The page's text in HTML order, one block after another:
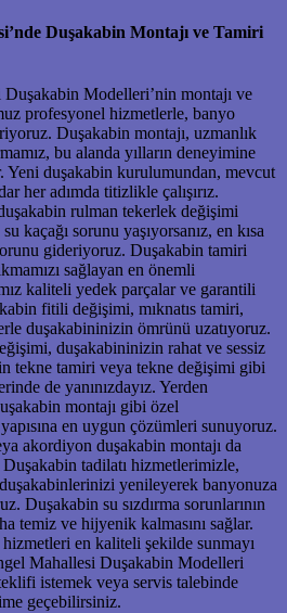
Duşakabin Montajı ve Tamiri
Modelleri’nin montajı ve
profesyonel hizmetlerle, banyo
Duşakabin montajı, uzmanlık
bu alanda yılların deneyimine
Yeni duşakabin kurulumundan, mevcut
her adımda titizlikle çalışırız.
rulman tekerlek değişimi
kaçağı sorunu yaşıyorsanız, en kısa
gideriyoruz. Duşakabin tamiri
sağlayan en önemli
kaliteli yedek parçalar ve garantili
fitili değişimi, mıknatıs tamiri,
duşakabininizin ömrünü uzatıyoruz.
duşakabininizin rahat ve sessiz
tekne tamiri veya tekne değişimi gibi
de yanınızdayız. Yerden
montajı gibi özel
en uygun çözümleri sunuyoruz.
akordiyon duşakabin montajı da
Duşakabin tadilatı hizmetlerimizle,
yenileyerek banyonuza
Duşakabin su sızdırma sorunlarının
temiz ve hijyenik kalmasını sağlar.
en kaliteli şekilde sunmayı
Mahallesi Duşakabin Modelleri
istemek veya servis talebinde
geçebilirsiniz.